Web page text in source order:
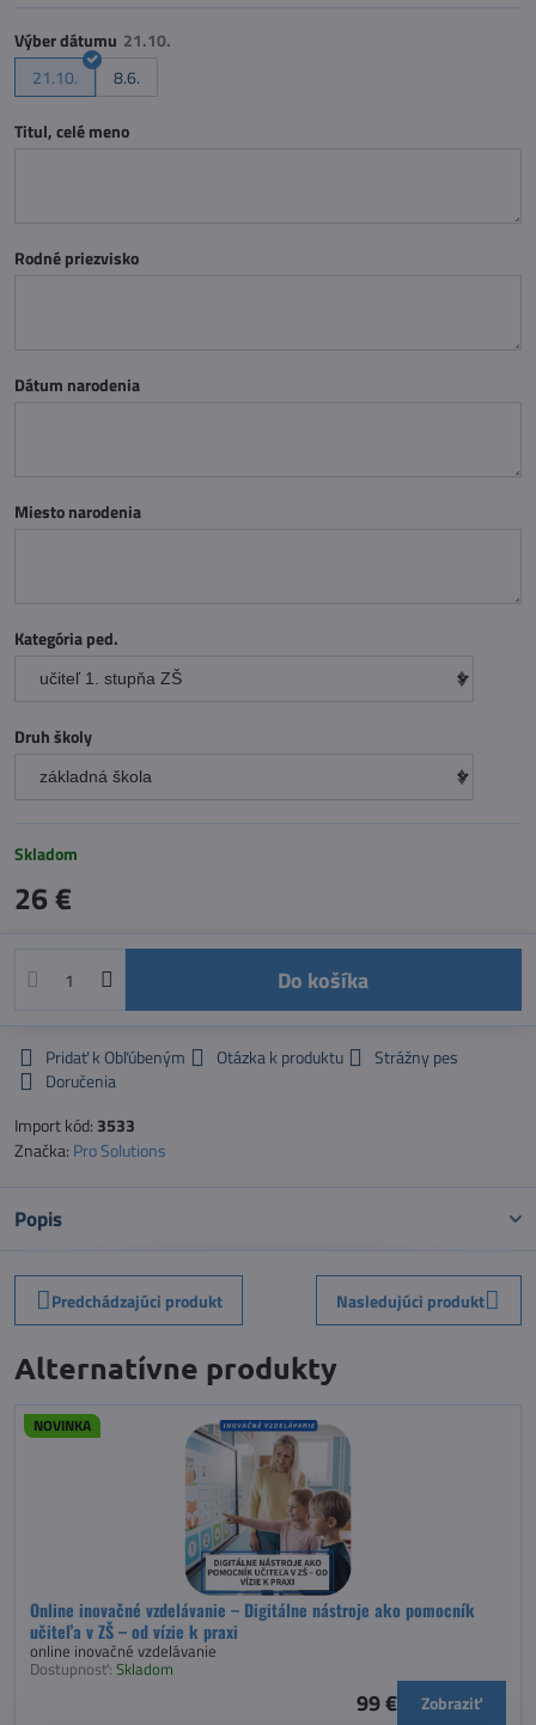
Výber dátumu
21.10.
8.6.
Titul, celé meno
Rodné priezvisko
Dátum narodenia
Miesto narodenia
Kategória ped.
Druh školy
Skladom
26 €
Do košíka
Pridať k Obľúbeným Otázka k produktu
Strážny pes
Doručenia
Import kód: 3533
Značka: Pro Solutions
Popis
Predchádzajúci produkt Nasledujúci produkt
Alternatívne produkty
Online inovačné vzdelávanie – Digitálne nástroje ako pomocník
učiteľa v ZŠ – od vízie k praxi
NOVINKA
online inovačné vzdelávanie
Dostupnosť: Skladom
99 € Zobraziť